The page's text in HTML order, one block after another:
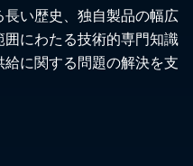
い歴史、独自製品の幅広
にわたる技術的専門知識
に関する問題の解決を支